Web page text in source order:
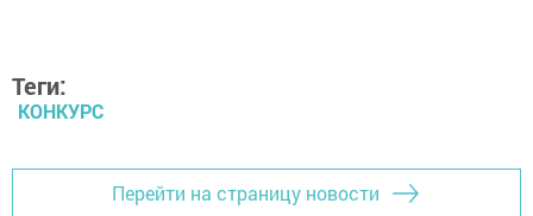
Теги:
КОНКУРС
Перейти на страницу новости